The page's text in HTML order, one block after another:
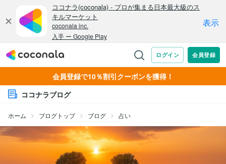
会員登録で10％割引クーポンを獲得！
ココナラブログ
ホーム ブログトップ ブログ 占い